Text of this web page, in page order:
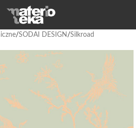
/SODAI DESIGN /Silkroad